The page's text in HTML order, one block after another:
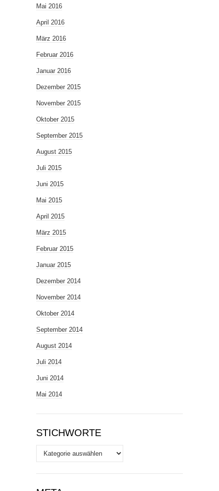
Mai 2016
April 2016
März 2016
Februar 2016
Januar 2016
Dezember 2015
November 2015
Oktober 2015
September 2015
August 2015
Juli 2015
Juni 2015
Mai 2015
April 2015
März 2015
Februar 2015
Januar 2015
Dezember 2014
November 2014
Oktober 2014
September 2014
August 2014
Juli 2014
Juni 2014
Mai 2014
STICHWORTE
Stichworte